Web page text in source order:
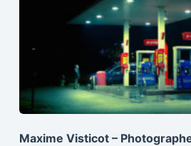
Maxime Visticot –